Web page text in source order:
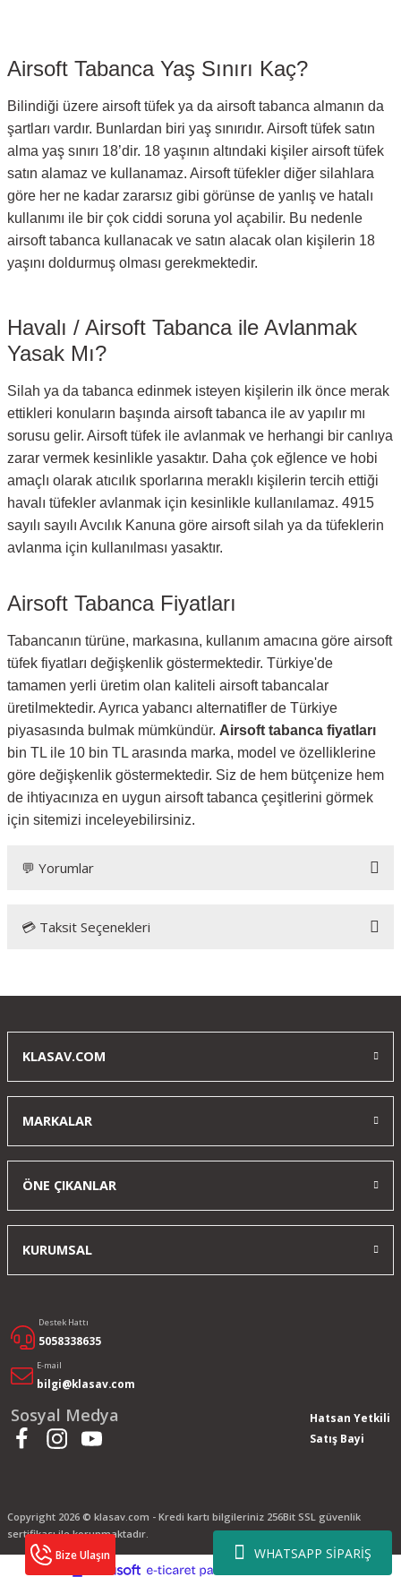
WHATSAPP SİPARİŞ
Airsoft Tabanca Yaş Sınırı Kaç?
Bilindiği üzere airsoft tüfek ya da airsoft tabanca almanın da
şartları vardır. Bunlardan biri yaş sınırıdır. Airsoft tüfek satın
alma yaş sınırı 18’dir. 18 yaşının altındaki kişiler airsoft tüfek
satın alamaz ve kullanamaz. Airsoft tüfekler diğer silahlara
göre her ne kadar zararsız gibi görünse de yanlış ve hatalı
kullanımı ile bir çok ciddi soruna yol açabilir. Bu nedenle
airsoft tabanca kullanacak ve satın alacak olan kişilerin 18
yaşını doldurmuş olması gerekmektedir.
Havalı / Airsoft Tabanca ile Avlanmak
Yasak Mı?
Silah ya da tabanca edinmek isteyen kişilerin ilk önce merak
ettikleri konuların başında airsoft tabanca ile av yapılır mı
sorusu gelir. Airsoft tüfek ile avlanmak ve herhangi bir canlıya
zarar vermek kesinlikle yasaktır. Daha çok eğlence ve hobi
amaçlı olarak atıcılık sporlarına meraklı kişilerin tercih ettiği
havalı tüfekler avlanmak için kesinlikle kullanılamaz. 4915
sayılı sayılı Avcılık Kanuna göre airsoft silah ya da tüfeklerin
avlanma için kullanılması yasaktır.
Airsoft Tabanca Fiyatları
Tabancanın türüne, markasına, kullanım amacına göre airsoft
tüfek fiyatları değişkenlik göstermektedir. Türkiye'de
tamamen yerli üretim olan kaliteli airsoft tabancalar
üretilmektedir. Ayrıca yabancı alternatifler de Türkiye
piyasasında bulmak mümkündür. Airsoft tabanca fiyatları
bin TL ile 10 bin TL arasında marka, model ve özelliklerine
göre değişkenlik göstermektedir. Siz de hem bütçenize hem
de ihtiyacınıza en uygun airsoft tabanca çeşitlerini görmek
için sitemizi inceleyebilirsiniz.
💬 Yorumlar
Yorum Yaz
💳 Taksit Seçenekleri
KLASAV.COM
MARKALAR
ÖNE ÇIKANLAR
KURUMSAL
Destek Hattı
5058338635
E-mail
bilgi@klasav.com
Sosyal Medya
Hatsan Yetkili
Satış Bayi
Copyright 2026 © klasav.com - Kredi kartı bilgileriniz 256Bit SSL güvenlik
sertifikası ile korunmaktadır.
Bize Ulaşın
ideasoft